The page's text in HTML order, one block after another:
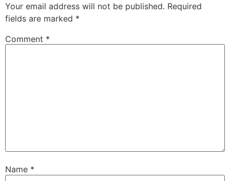
Your email address will not be published. Required
fields are marked *
Comment *
Name *